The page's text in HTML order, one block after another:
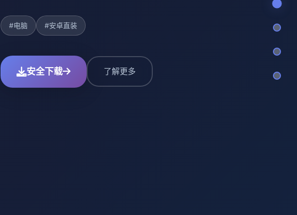
#电脑 #安卓直装
安全下载 了解更多